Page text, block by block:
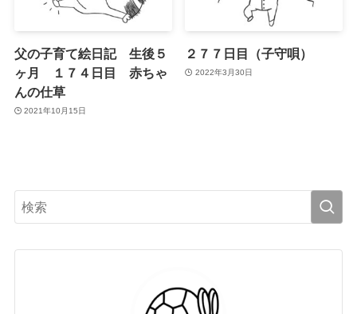
父の子育て絵日記 生後５
ヶ月 １７４日目 赤ちゃ
んの仕草
2021年10月15日
２７７日目（子守唄）
2022年3月30日